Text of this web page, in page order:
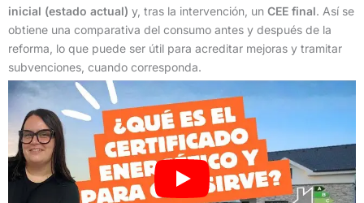
inicial (estado actual) y, tras la intervención, un CEE final. Así se
obtiene una comparativa del consumo antes y después de la
reforma, lo que puede ser útil para acreditar mejoras y tramitar
subvenciones, cuando corresponda.